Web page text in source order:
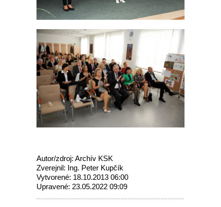
Autor/zdroj: Archív KSK
Zverejnil: Ing. Peter Kupčík
Vytvorené: 18.10.2013 06:00
Upravené: 23.05.2022 09:09